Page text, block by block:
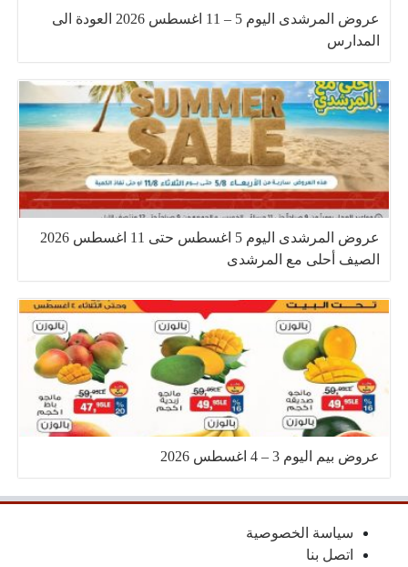
عروض المرشدى اليوم 5 – 11 اغسطس 2026 العودة الى
المدارس
عروض المرشدى اليوم 5 اغسطس حتى 11 اغسطس 2026
الصيف أحلى مع المرشدى
عروض بيم اليوم 3 – 4 اغسطس 2026
سياسة الخصوصية
اتصل بنا